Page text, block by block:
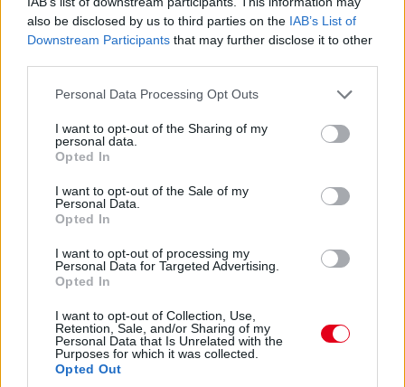
also be disclosed by us to third parties on the IAB’s List of
Downstream Participants that may further disclose it to other
Please note that this website/app uses one or more Google
not limited to your visit or usage behaviour. You may click to
grant or deny consent to Google and its third-party tags to
use your data for below specified purposes in below Google
consent section.
Personal Data Processing Opt Outs
I want to opt-out of the Sharing of my
personal data.
Opted In
I want to opt-out of the Sale of my
Personal Data.
Opted In
I want to opt-out of processing my
Personal Data for Targeted Advertising.
Opted In
I want to opt-out of Collection, Use,
Retention, Sale, and/or Sharing of my
Personal Data that Is Unrelated with the
Purposes for which it was collected.
Opted Out
16:21
A brit-thai versenyzőtől gyorsan elveszik az első pozíciót.
Egyelőre Verstappen és Russell került elé.
Szomorúan sétál vissza Perez, hamarosan az újságírók
kérdéseire is válaszolni fog. Kollégánk is a helyszínen van, így
érdemes lesz majd figyelni a Formula.hu weboldalát az